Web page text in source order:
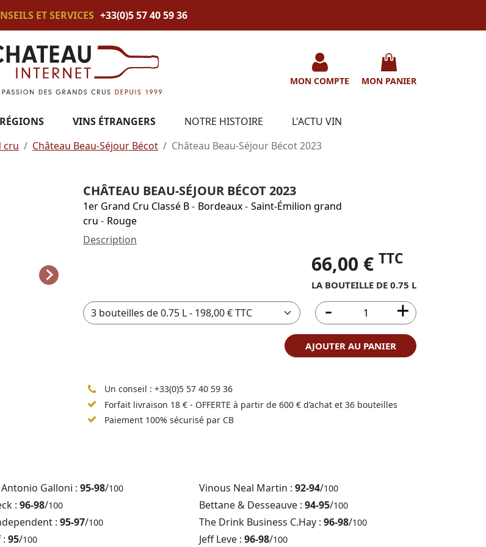
ET SERVICES +33(0)5 57 40 59 36
MON COMPTE MON PANIER
VINS ÉTRANGERS NOTRE HISTOIRE
L'ACTU VIN
cru Château Beau-Séjour Bécot Château Beau-Séjour Bécot 2023
CHÂTEAU BEAU-SÉJOUR BÉCOT 2023
1er Grand Cru Classé B- Bordeaux- Saint-Émilion grand
cru - Rouge
Description
66,00 € TTC
LA BOUTEILLE DE 0.75 L
AJOUTER AU PANIER
Un conseil : +33(0)5 57 40 59 36
Forfait livraison 18 € - OFFERTE à partir de 600 € d’achat et 36 bouteilles
Paiement 100% sécurisé par CB
Galloni : 95-98/100 Vinous Neal Martin : 92-94/100
: 96-98/100 Bettane & Desseauve : 94-95/100
: 95-97/100 The Drink Business C.Hay : 96-98/100
: 95/100 Jeff Leve : 96-98/100